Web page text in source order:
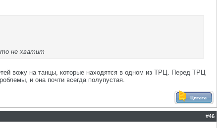
не хватит
вожу на танцы, которые находятся в одном из ТРЦ. Перед ТРЦ
и она почти всегда полупустая.
#46